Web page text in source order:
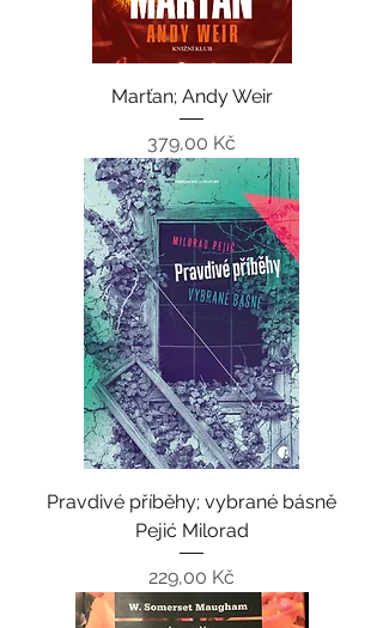
Marťan; Andy Weir
Cena
379,00 Kč
Pravdivé příběhy; vybrané básně
Pejić Milorad
Cena
229,00 Kč